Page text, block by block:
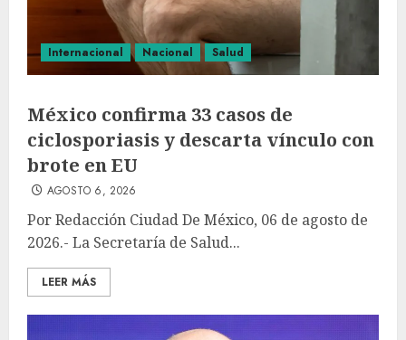
Internacional Nacional Salud
México confirma 33 casos de
ciclosporiasis y descarta vínculo con
brote en EU
AGOSTO 6, 2026
Por Redacción Ciudad De México, 06 de agosto de
2026.- La Secretaría de Salud...
LEER MÁS